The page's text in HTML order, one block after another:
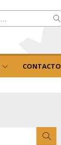
CONTACTO